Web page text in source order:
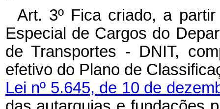
Art. 3º Fica criado, a
Especial de Cargos do
de Transportes - DNIT,
efetivo do Plano de
Lei nº 5.645, de 10 de